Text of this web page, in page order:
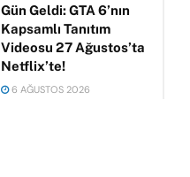
Gün Geldi: GTA 6’nın
Kapsamlı Tanıtım
Videosu 27 Ağustos’ta
Netflix’te!
6 AĞUSTOS 2026